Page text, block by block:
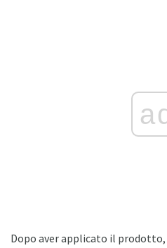
Dopo aver applicato il